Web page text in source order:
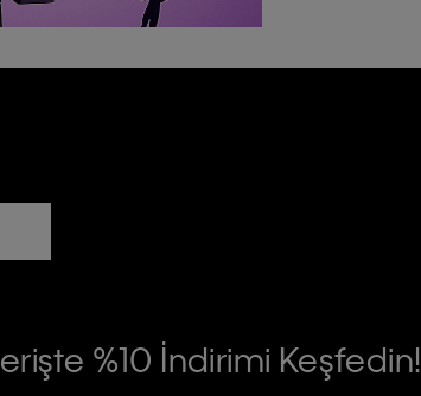
%10 İndirimi Keşfedin!